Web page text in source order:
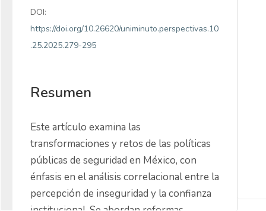
DOI:
https://doi.org/10.26620/uniminuto.perspectivas.10
.25.2025.279-295
Resumen
Este artículo examina las
transformaciones y retos de las políticas
públicas de seguridad en México, con
énfasis en el análisis correlacional entre la
percepción de inseguridad y la confianza